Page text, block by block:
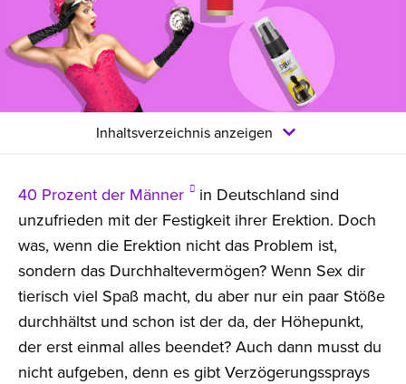
Inhaltsverzeichnis anzeigen
40 Prozent der Männer
in Deutschland sind
unzufrieden mit der Festigkeit ihrer Erektion. Doch
was, wenn die Erektion nicht das Problem ist,
sondern das Durchhaltevermögen? Wenn Sex dir
tierisch viel Spaß macht, du aber nur ein paar Stöße
durchhältst und schon ist der da, der Höhepunkt,
der erst einmal alles beendet? Auch dann musst du
nicht aufgeben, denn es gibt Verzögerungssprays